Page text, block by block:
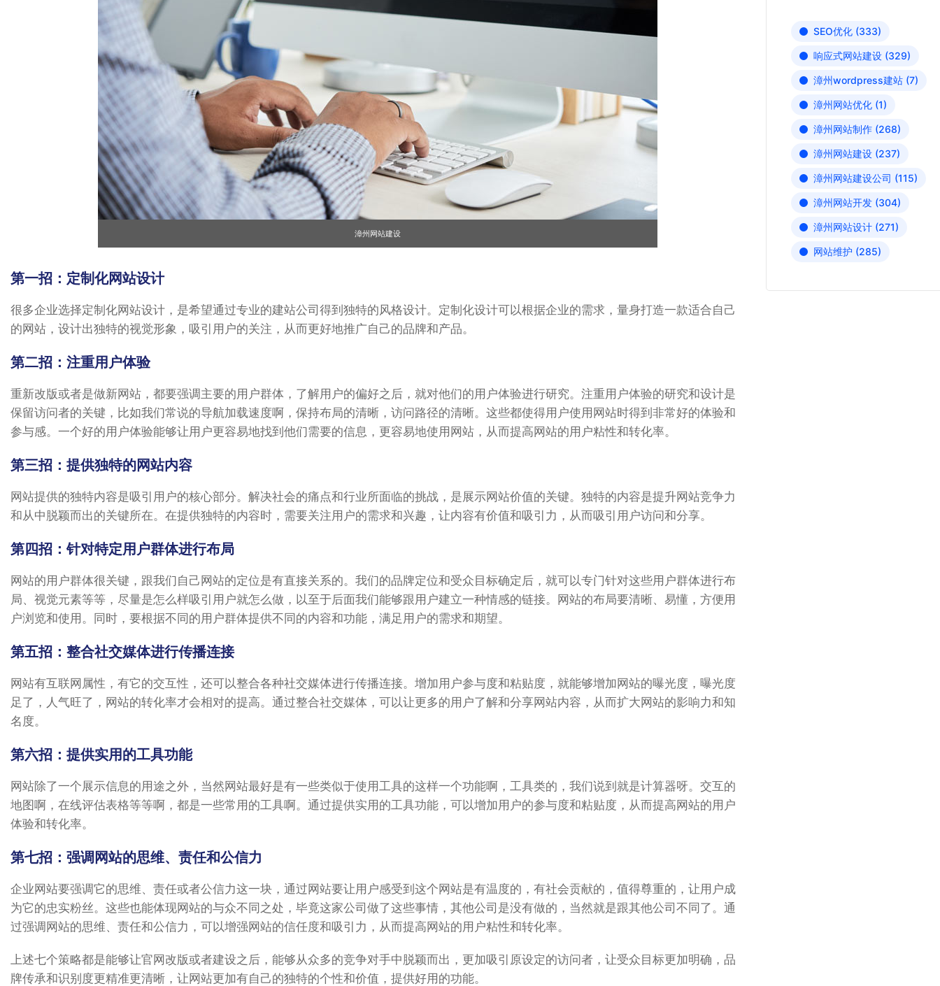
漳州网站建设
第一招：定制化网站设计
很多企业选择定制化网站设计，是希望通过专业的建站公司得到独特的风格设计。定制化设计可以根据企业的需求，量身打造一款适合自己
的网站，设计出独特的视觉形象，吸引用户的关注，从而更好地推广自己的品牌和产品。
第二招：注重用户体验
重新改版或者是做新网站，都要强调主要的用户群体，了解用户的偏好之后，就对他们的用户体验进行研究。注重用户体验的研究和设计是
保留访问者的关键，比如我们常说的导航加载速度啊，保持布局的清晰，访问路径的清晰。这些都使得用户使用网站时得到非常好的体验和
参与感。一个好的用户体验能够让用户更容易地找到他们需要的信息，更容易地使用网站，从而提高网站的用户粘性和转化率。
第三招：提供独特的网站内容
网站提供的独特内容是吸引用户的核心部分。解决社会的痛点和行业所面临的挑战，是展示网站价值的关键。独特的内容是提升网站竞争力
和从中脱颖而出的关键所在。在提供独特的内容时，需要关注用户的需求和兴趣，让内容有价值和吸引力，从而吸引用户访问和分享。
第四招：针对特定用户群体进行布局
网站的用户群体很关键，跟我们自己网站的定位是有直接关系的。我们的品牌定位和受众目标确定后，就可以专门针对这些用户群体进行布
局、视觉元素等等，尽量是怎么样吸引用户就怎么做，以至于后面我们能够跟用户建立一种情感的链接。网站的布局要清晰、易懂，方便用
户浏览和使用。同时，要根据不同的用户群体提供不同的内容和功能，满足用户的需求和期望。
第五招：整合社交媒体进行传播连接
网站有互联网属性，有它的交互性，还可以整合各种社交媒体进行传播连接。增加用户参与度和粘贴度，就能够增加网站的曝光度，曝光度
足了，人气旺了，网站的转化率才会相对的提高。通过整合社交媒体，可以让更多的用户了解和分享网站内容，从而扩大网站的影响力和知
名度。
第六招：提供实用的工具功能
网站除了一个展示信息的用途之外，当然网站最好是有一些类似于使用工具的这样一个功能啊，工具类的，我们说到就是计算器呀。交互的
地图啊，在线评估表格等等啊，都是一些常用的工具啊。通过提供实用的工具功能，可以增加用户的参与度和粘贴度，从而提高网站的用户
体验和转化率。
第七招：强调网站的思维、责任和公信力
企业网站要强调它的思维、责任或者公信力这一块，通过网站要让用户感受到这个网站是有温度的，有社会贡献的，值得尊重的，让用户成
为它的忠实粉丝。这些也能体现网站的与众不同之处，毕竟这家公司做了这些事情，其他公司是没有做的，当然就是跟其他公司不同了。通
过强调网站的思维、责任和公信力，可以增强网站的信任度和吸引力，从而提高网站的用户粘性和转化率。
上述七个策略都是能够让官网改版或者建设之后，能够从众多的竞争对手中脱颖而出，更加吸引原设定的访问者，让受众目标更加明确，品
牌传承和识别度更精准更清晰，让网站更加有自己的独特的个性和价值，提供好用的功能。
SEO优化 (333)
响应式网站建设 (329)
漳州wordpress建站 (7)
漳州网站优化 (1)
漳州网站制作 (268)
漳州网站建设 (237)
漳州网站建设公司 (115)
漳州网站开发 (304)
漳州网站设计 (271)
网站维护 (285)